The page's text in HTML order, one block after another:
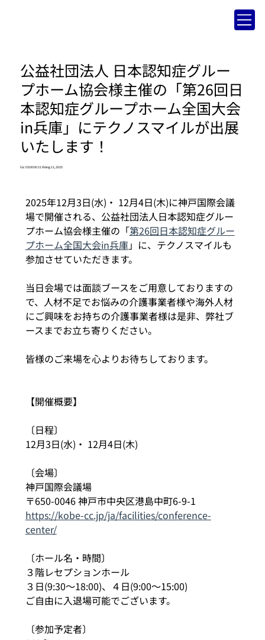
公益社団法人 日本認知症グルー
プホーム協会様主催の「第26回日
本認知症グループホーム全国大会
in兵庫」にテクノスマイルが出展
いたします！
lúc 03:00:00 21 tháng 11, 2025
2025年12月3日(水)・ 12月4日(木)に神戸国際会議
場で開催される、公益社団法人日本認知症グルー
プホーム協会様主催の「第26回日本認知症グルー
プホーム全国大会in兵庫」に、テクノスマイルも
参加させていただきます。
当日会場では面談ブースをご用意しておりますの
で、人材不足でお悩みの介護事業者様や海外人材
にご興味をお持ちの介護事業者様は是非、弊社ブ
ースまでお立ち寄りください。
皆様のご来場を心よりお待ちしております。
【開催概要】
〔日程〕
12月3日(水)・ 12月4日(木)
〔会場〕
神戸国際会議場
〒650-0046 神戸市中央区港島中町6-9-1
https://kobe-cc.jp/ja/facilities/conference-
center/
〔ホール名・時間〕
３階レセプションホール
３日(9:30～18:00)、４日(9:00～15:00)
ご自由に入退場可能でございます。
〔参加予定者〕